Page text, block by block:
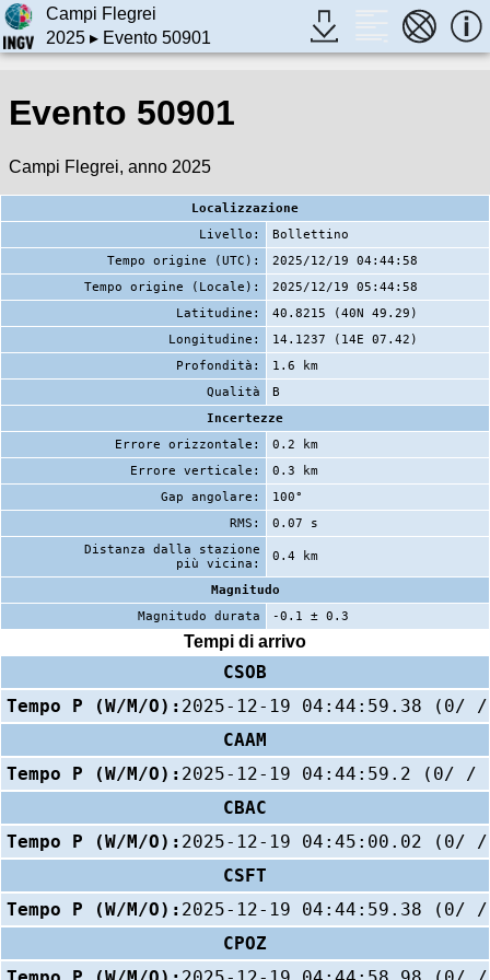
Campi Flegrei
2025▸ Evento 50901
Evento 50901
Campi Flegrei, anno 2025
Localizzazione
Livello:
Bollettino
Tempo origine (UTC):
2025/12/19 04:44:58
Tempo origine (Locale):
2025/12/19 05:44:58
Latitudine:
40.8215 (40N 49.29)
Longitudine:
14.1237 (14E 07.42)
Profondità:
1.6 km
Qualità
B
Incertezze
Errore orizzontale:
0.2 km
Errore verticale:
0.3 km
Gap angolare:
100°
RMS:
0.07 s
Distanza dalla stazione
più vicina:
0.4 km
Magnitudo
Magnitudo durata
-0.1 ± 0.3
Tempi di arrivo
CSOB
Tempo P (W/M/O): 2025-12-19 04:44:59.38 (0/
CAAM
Tempo P (W/M/O): 2025-12-19 04:44:59.2 (0/ /
CBAC
Tempo P (W/M/O): 2025-12-19 04:45:00.02 (0/
CSFT
Tempo P (W/M/O): 2025-12-19 04:44:59.38 (0/
CPOZ